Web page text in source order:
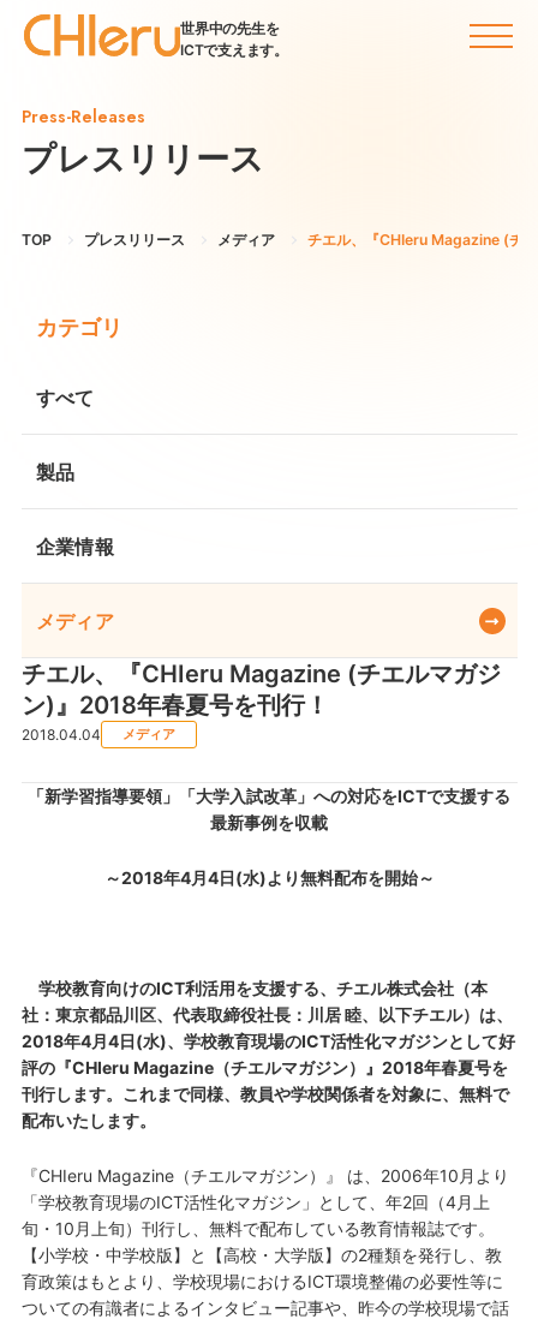
世界中の先生を
ICTで支えます。
Press-Releases
プレスリリース
TOP プレスリリース メディア チエル、『CHIeru Magazine (チ
カテゴリ
すべて
製品
企業情報
メディア
チエル、『CHIeru Magazine (チエルマガジ
ン)』2018年春夏号を刊行！
2018.04.04 メディア
「新学習指導要領」「大学入試改革」への対応をICTで支援する
最新事例を収載
～2018年4月4日(水)より無料配布を開始～
学校教育向けのICT利活用を支援する、チエル株式会社（本
社：東京都品川区、代表取締役社長：川居 睦、以下チエル）は、
2018年4月4日(水)、学校教育現場のICT活性化マガジンとして好
評の『CHIeru Magazine（チエルマガジン）』2018年春夏号を
刊行します。これまで同様、教員や学校関係者を対象に、無料で
配布いたします。
『CHIeru Magazine（チエルマガジン）』 は、2006年10月より
「学校教育現場のICT活性化マガジン」として、年2回（4月上
旬・10月上旬）刊行し、無料で配布している教育情報誌です。
【小学校・中学校版】と【高校・大学版】の2種類を発行し、教
育政策はもとより、学校現場におけるICT環境整備の必要性等に
ついての有識者によるインタビュー記事や、昨今の学校現場で話